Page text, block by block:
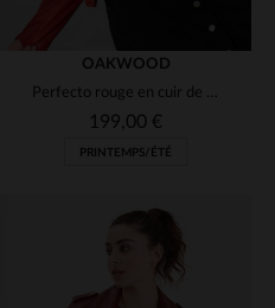
OAKWOOD
Perfecto rouge en cuir de mouton souple, coupe slim et style rock.
199,00 €
PRINTEMPS/ÉTÉ